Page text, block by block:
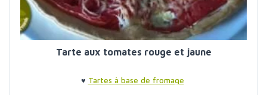
Tarte aux tomates rouge et jaune
♥ Tartes à base de fromage